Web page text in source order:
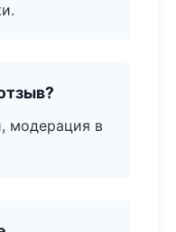
модерация в